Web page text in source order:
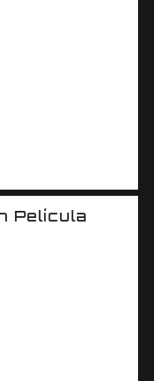
Película